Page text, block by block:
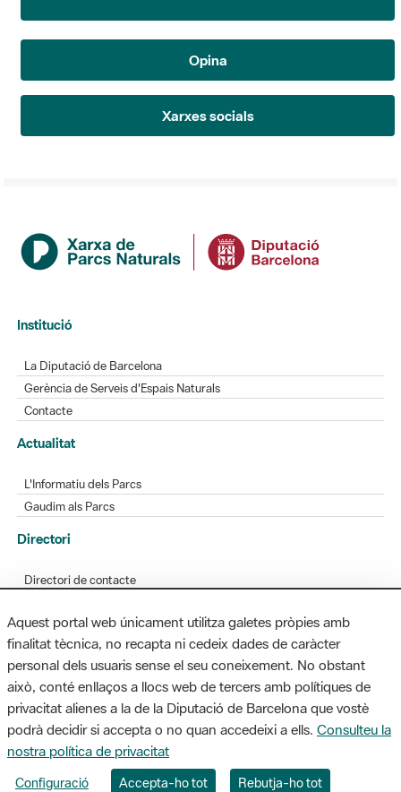
Opina
Xarxes socials
Institució
La Diputació de Barcelona
Gerència de Serveis d'Espais Naturals
Contacte
Actualitat
L'Informatiu dels Parcs
Gaudim als Parcs
Directori
Directori de contacte
Aplicacions mòbils
Bústia de suggeriments
Opineu sobre els parcs
MAPA WEB AVÍS LEGAL ACCESSIBILITAT
Aquest portal web únicament utilitza galetes pròpies amb
finalitat tècnica, no recapta ni cedeix dades de caràcter
personal dels usuaris sense el seu coneixement. No obstant
això, conté enllaços a llocs web de tercers amb polítiques de
privacitat alienes a la de la Diputació de Barcelona que vostè
podrà decidir si accepta o no quan accedeixi a ells. Consulteu la
nostra política de privacitat
Configuració Accepta-ho tot Rebutja-ho tot